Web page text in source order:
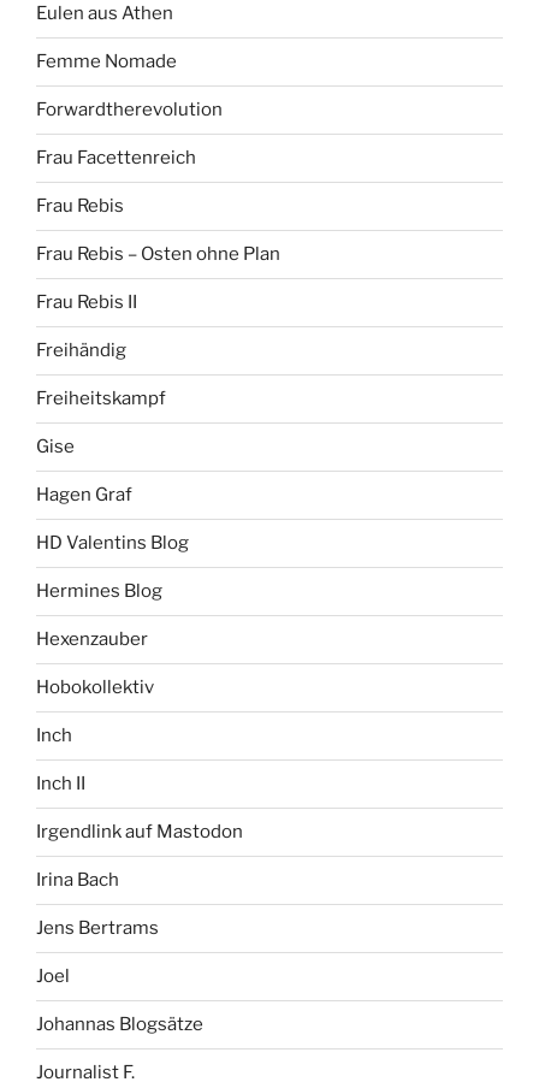
Eulen aus Athen
Femme Nomade
Forwardtherevolution
Frau Facettenreich
Frau Rebis
Frau Rebis – Osten ohne Plan
Frau Rebis II
Freihändig
Freiheitskampf
Gise
Hagen Graf
HD Valentins Blog
Hermines Blog
Hexenzauber
Hobokollektiv
Inch
Inch II
Irgendlink auf Mastodon
Irina Bach
Jens Bertrams
Joel
Johannas Blogsätze
Journalist F.